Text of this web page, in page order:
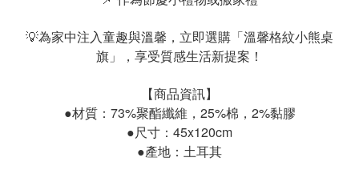
💡為家中注入童趣與溫馨，立即選購「溫馨格紋小熊桌
旗」，享受質感生活新提案！
【商品資訊】
●材質：73%聚酯纖維，25%棉，2%黏膠
●尺寸：45x120cm
●產地：土耳其